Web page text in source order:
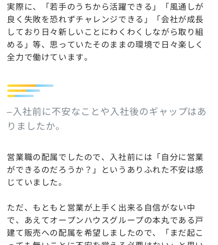
実際に、「若手のうちから活躍できる」「風通しが
良く失敗を恐れずチャレンジできる」「会社が成長
しており日々新しいことにわくわくしながら取り組
める」等、思っていたそのままの環境で日々楽しく
全力で働けています。
–入社前に不安なことや入社後のギャップはあ
りましたか。
営業職の配属でしたので、入社前には「自分に営業
ができるのだろうか？」というありふれた不安は感
じていました。
ただ、もともと営業が上手く出来る自信がない中
で、あえてオープンハウスグループの本丸である戸
建て販売への配属を希望しましたので、「まだ起こ